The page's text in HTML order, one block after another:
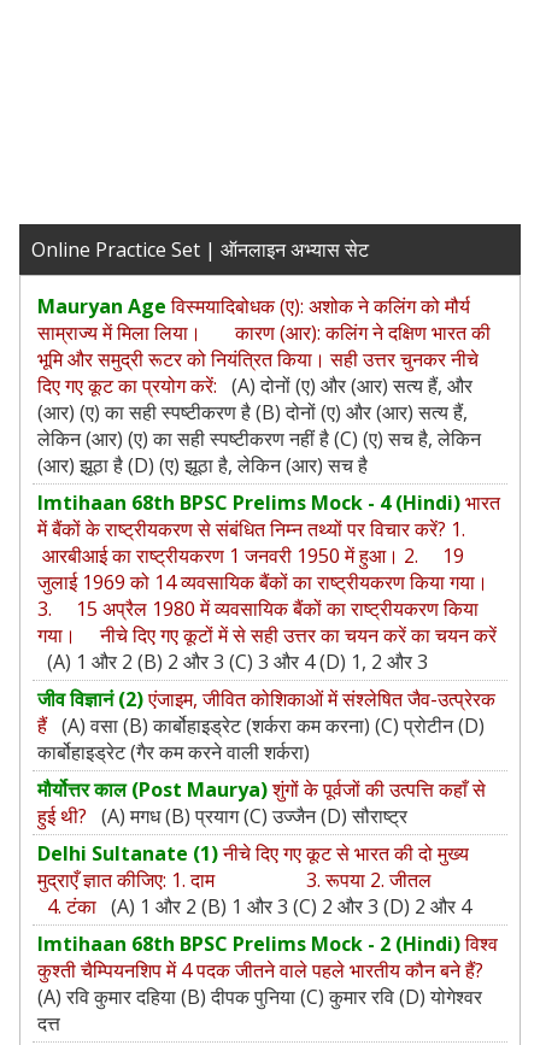
Online Practice Set | ऑनलाइन अभ्यास सेट
Mauryan Age विस्मयादिबोधक (ए): अशोक ने कलिंग को मौर्य
साम्राज्य में मिला लिया। कारण (आर): कलिंग ने दक्षिण भारत की
भूमि और समुद्री रूटर को नियंत्रित किया। सही उत्तर चुनकर नीचे
दिए गए कूट का प्रयोग करें: (A) दोनों (ए) और (आर) सत्य हैं, और
(आर) (ए) का सही स्पष्टीकरण है (B) दोनों (ए) और (आर) सत्य हैं,
लेकिन (आर) (ए) का सही स्पष्टीकरण नहीं है (C) (ए) सच है, लेकिन
(आर) झूठा है (D) (ए) झूठा है, लेकिन (आर) सच है
Imtihaan 68th BPSC Prelims Mock - 4 (Hindi)भारत
में बैंकों के राष्ट्रीयकरण से संबंधित निम्न तथ्यों पर विचार करें? 1.
आरबीआई का राष्ट्रीयकरण 1 जनवरी 1950 में हुआ। 2. 19
जुलाई 1969 को 14 व्यवसायिक बैंकों का राष्ट्रीयकरण किया गया।
3. 15 अप्रैल 1980 में व्यवसायिक बैंकों का राष्ट्रीयकरण किया
गया। नीचे दिए गए कूटों में से सही उत्तर का चयन करें का चयन करें
(A) 1 और 2 (B) 2 और 3 (C) 3 और 4 (D) 1, 2 और 3
जीव विज्ञानं (2)एंजाइम, जीवित कोशिकाओं में संश्लेषित जैव-उत्प्रेरक
हैं (A) वसा (B) कार्बोहाइड्रेट (शर्करा कम करना) (C) प्रोटीन (D)
कार्बोहाइड्रेट (गैर कम करने वाली शर्करा)
मौर्योत्तर काल (Post Maurya)शुंगों के पूर्वजों की उत्पत्ति कहाँ से
हुई थी? (A) मगध (B) प्रयाग (C) उज्जैन (D) सौराष्ट्र
Delhi Sultanate (1)नीचे दिए गए कूट से भारत की दो मुख्य
मुद्राएँ ज्ञात कीजिए: 1. दाम 3. रूपया 2. जीतल
4. टंका (A) 1 और 2 (B) 1 और 3 (C) 2 और 3 (D) 2 और 4
Imtihaan 68th BPSC Prelims Mock - 2 (Hindi)विश्व
कुश्ती चैम्पियनशिप में 4 पदक जीतने वाले पहले भारतीय कौन बने हैं?
(A) रवि कुमार दहिया (B) दीपक पुनिया (C) कुमार रवि (D) योगेश्वर
दत्त